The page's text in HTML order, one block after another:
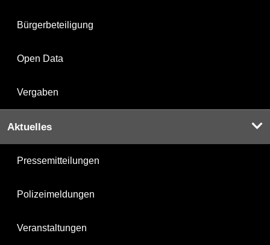
Bürgerbeteiligung
Open Data
Vergaben
Aktuelles
Pressemitteilungen
Polizeimeldungen
Veranstaltungen